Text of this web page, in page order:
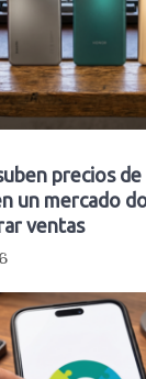
precios
un mercado
ventas